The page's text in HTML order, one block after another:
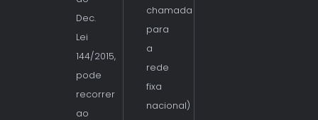
Dec.
Lei
144/2015,
pode
recorrer
ao
chamada
para
a
rede
fixa
nacional)